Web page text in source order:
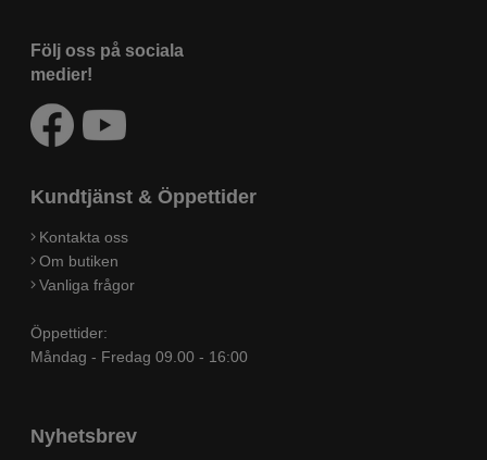
Följ oss på sociala
medier!
Kundtjänst & Öppettider
Kontakta oss
Om butiken
Vanliga frågor
Öppettider:
Måndag - Fredag 09.00 - 16:00
Nyhetsbrev